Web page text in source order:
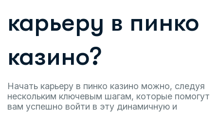
карьеру в пинко
казино?
Начать карьеру в пинко казино можно, следуя
нескольким ключевым шагам, которые помогут
вам успешно войти в эту динамичную и